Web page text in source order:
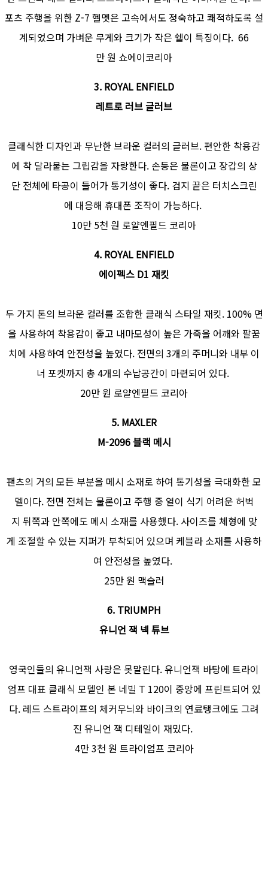
포츠 주행을 위한 Z-7 헬멧은 고속에서도 정숙하고 쾌적하도록 설
계되었으며 가벼운 무게와 크기가 작은 쉘이 특징이다. 66
만 원 쇼에이코리아
3. ROYAL ENFIELD
레트로 러브 글러브
클래식한 디자인과 무난한 브라운 컬러의 글러브. 편안한 착용감
에 착 달라붙는 그립감을 자랑한다. 손등은 물론이고 장갑의 상
단 전체에 타공이 들어가 통기성이 좋다. 검지 끝은 터치스크린
에 대응해 휴대폰 조작이 가능하다.
10만 5천 원 로얄엔필드 코리아
4. ROYAL ENFIELD
에이펙스 D1 재킷
두 가지 톤의 브라운 컬러를 조합한 클래식 스타일 재킷. 100% 면
을 사용하여 착용감이 좋고 내마모성이 높은 가죽을 어깨와 팔꿈
치에 사용하여 안전성을 높였다. 전면의 3개의 주머니와 내부 이
너 포켓까지 총 4개의 수납공간이 마련되어 있다.
20만 원 로얄엔필드 코리아
5. MAXLER
M-2096 블랙 메시
팬츠의 거의 모든 부분을 메시 소재로 하여 통기성을 극대화한 모
델이다. 전면 전체는 물론이고 주행 중 열이 식기 어려운 허벅
지 뒤쪽과 안쪽에도 메시 소재를 사용했다. 사이즈를 체형에 맞
게 조절할 수 있는 지퍼가 부착되어 있으며 케블라 소재를 사용하
여 안전성을 높였다.
25만 원 맥슬러
6. TRIUMPH
유니언 잭 넥 튜브
영국인들의 유니언잭 사랑은 못말린다. 유니언잭 바탕에 트라이
엄프 대표 클래식 모델인 본 네빌 T 120이 중앙에 프린트되어 있
다. 레드 스트라이프의 체커무늬와 바이크의 연료탱크에도 그려
진 유니언 잭 디테일이 재밌다.
4만 3천 원 트라이엄프 코리아